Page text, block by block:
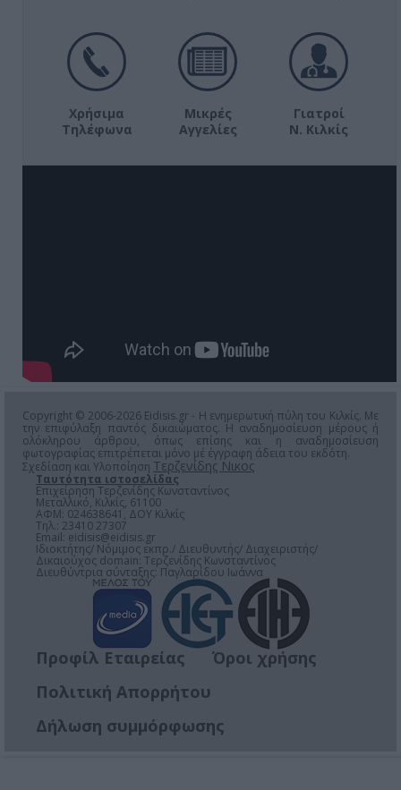
Χρήσιμα
Τηλέφωνα
Μικρές
Αγγελίες
Γιατροί
Ν. Κιλκίς
Copyright © 2006-2026 Eidisis.gr - Η ενημερωτική πύλη του Κιλκίς. Με
την επιφύλαξη παντός δικαιώματος. Η αναδημοσίευση μέρους ή
ολόκληρου άρθρου, όπως επίσης και η αναδημοσίευση
φωτογραφίας επιτρέπεται μόνο μέ έγγραφη άδεια του εκδότη.
Σχεδίαση και Υλοποίηση Τερζενίδης Νικος
Ταυτότητα ιστοσελίδας
Επιχείρηση Τερζενίδης Κωνσταντίνος
Μεταλλικό, Κιλκίς, 61100
ΑΦΜ: 024638641, ΔΟΥ Κιλκίς
Τηλ.: 23410 27307
Email: eidisis@eidisis.gr
Ιδιοκτήτης/ Νόμιμος εκπρ./ Διευθυντής/ Διαχειριστής/
Δικαιούχος domain: Τερζενίδης Κωνσταντίνος
Διευθύντρια σύνταξης: Παγλαρίδου Ιωάννα
Προφίλ Εταιρείας
Όροι χρήσης
Πολιτική Απορρήτου
Δήλωση συμμόρφωσης